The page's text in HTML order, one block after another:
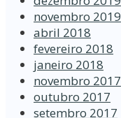
novembro 2019
abril 2018
fevereiro 2018
janeiro 2018
novembro 2017
outubro 2017
setembro 2017